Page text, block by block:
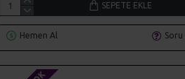
SEPETE EKLE
Hemen Al Soru